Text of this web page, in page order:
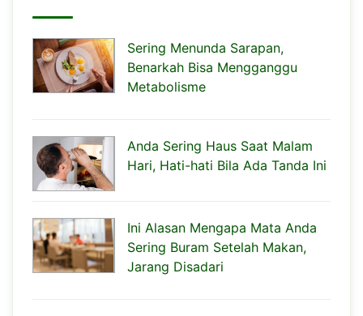
Sering Menunda Sarapan,
Benarkah Bisa Mengganggu
Metabolisme
Anda Sering Haus Saat Malam
Hari, Hati-hati Bila Ada Tanda Ini
Ini Alasan Mengapa Mata Anda
Sering Buram Setelah Makan,
Jarang Disadari